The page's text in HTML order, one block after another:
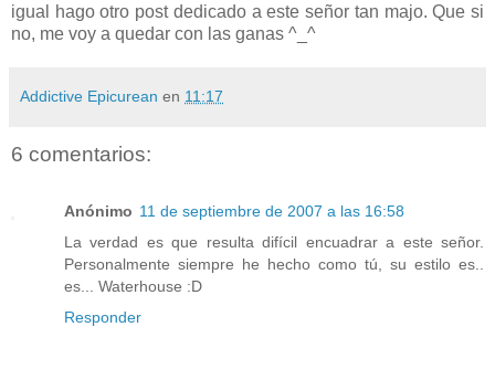
igual hago otro post dedicado a este señor tan majo. Que si
no, me voy a quedar con las ganas ^_^
Addictive Epicurean en 11:17
6 comentarios:
Anónimo 11 de septiembre de 2007 a las 16:58
La verdad es que resulta difícil encuadrar a este señor.
Personalmente siempre he hecho como tú, su estilo es..
es... Waterhouse :D
Responder